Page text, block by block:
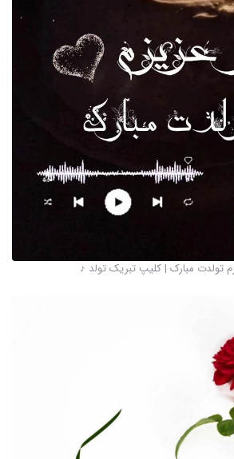
تولدت مبارک | کلیپ تبریک تولد ♪